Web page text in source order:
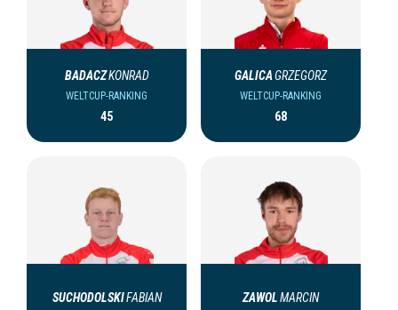
BADACZKONRAD
WELTCUP-RANKING
45
GALICAGRZEGORZ
WELTCUP-RANKING
68
SUCHODOLSKIFABIAN ZAWOLMARCIN